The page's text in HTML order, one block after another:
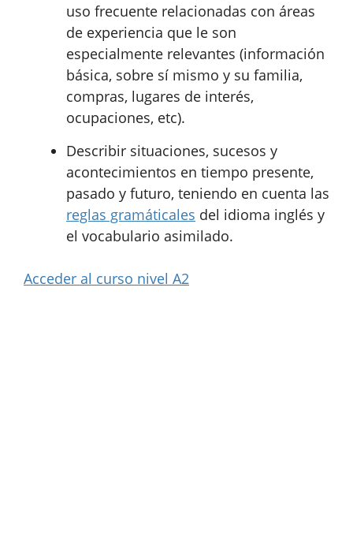
uso frecuente relacionadas con áreas
de experiencia que le son
especialmente relevantes (información
básica, sobre sí mismo y su familia,
compras, lugares de interés,
ocupaciones, etc).
Describir situaciones, sucesos y
acontecimientos en tiempo presente,
pasado y futuro, teniendo en cuenta las
reglas gramáticales del idioma inglés y
el vocabulario asimilado.
Acceder al curso nivel A2